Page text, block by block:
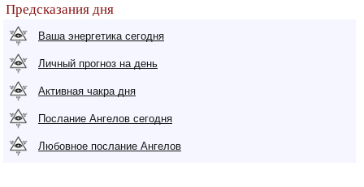
Предсказания дня
Ваша энергетика сегодня
Личный прогноз на день
Активная чакра дня
Послание Ангелов сегодня
Любовное послание Ангелов